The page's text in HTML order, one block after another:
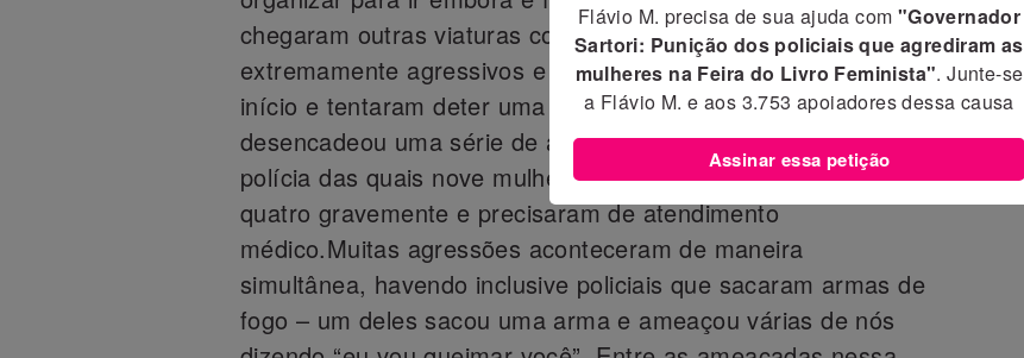
chegaram outras viaturas com mais policiais que foram
extremamente agressivos e marcadamente racista desde o
início e tentaram deter uma de nós de maneira violenta, o que
desencadeou uma série de agressões físicas por parte da
polícia das quais nove mulheres ficaram feridas, sendo que
quatro gravemente e precisaram de atendimento
médico.Muitas agressões aconteceram de maneira
simultânea, havendo inclusive policiais que sacaram armas de
fogo – um deles sacou uma arma e ameaçou várias de nós
Flávio M. precisa de sua ajuda com "Governador
Sartori: Punição dos policiais que agrediram as
mulheres na Feira do Livro Feminista". Junte-se
a Flávio M. e aos 3.753 apoiadores dessa causa
Assinar essa petição